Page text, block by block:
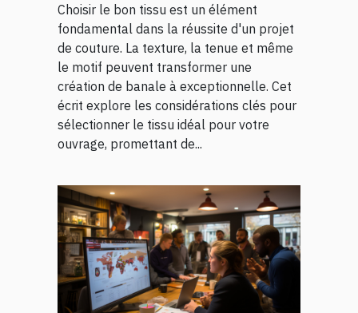
Choisir le bon tissu est un élément
fondamental dans la réussite d'un projet
de couture. La texture, la tenue et même
le motif peuvent transformer une
création de banale à exceptionnelle. Cet
écrit explore les considérations clés pour
sélectionner le tissu idéal pour votre
ouvrage, promettant de...